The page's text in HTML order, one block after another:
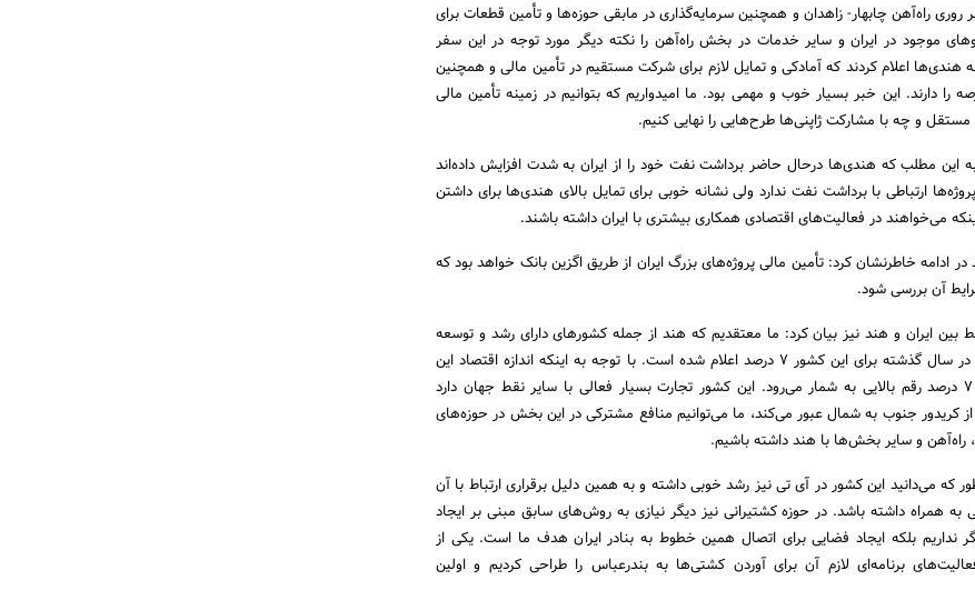
روری راه‌آهن چابهار- زاهدان و همچنین سرمایه‌گذاری در مابقی حوزه‌ها و تأمین قطعات برای
موجود در ایران و سایر خدمات در بخش راه‌آهن را نکته دیگر مورد توجه در این سفر
هندی‌ها اعلام کردند که آمادکی و تمایل لازم برای شرکت مستقیم در تأمین مالی و همچنین
را دارند. این خبر بسیار خوب و مهمی بود. ما امیدواریم که بتوانیم در زمینه تأمین مالی
مستقل و چه با مشارکت ژاپنی‌ها طرح‌هایی را نهایی کنیم.
به این مطلب که هندی‌ها درحال حاضر برداشت نفت خود را از ایران به شدت افزایش داده‌اند
ارتباطی با برداشت نفت ندارد ولی نشانه خوبی برای تمایل بالای هندی‌ها برای داشتن
می‌خواهند در فعالیت‌های اقتصادی همکاری بیشتری با ایران داشته باشند.
ادامه خاطرنشان کرد: تأمین مالی پروژه‌های بزرگ ایران از طریق اگزین بانک خواهد بود که
آن بررسی شود.
بین ایران و هند نیز بیان کرد: ما معتقدیم که هند از جمله کشورهای دارای رشد و توسعه
سریعی بوده و درصد این رشد در سال گذشته برای این کشور 7 درصد اعلام شده است. با توجه به اینکه اندازه اقتصاد این
کشور بسیار بزرگ است پس 7 درصد رقم بالایی به شمار می‌رود. این کشور تجارت بسیار فعالی با سایر نقط جهان دارد
کریدور جنوب به شمال عبور می‌کند، ما می‌توانیم منافع مشترکی در این بخش در حوزه‌های
و سایر بخش‌ها با هند داشته باشیم.
که می‌دانید این کشور در آی تی نیز رشد خوبی داشته و به همین دلیل برقراری ارتباط با آن
به همراه داشته باشد. در حوزه کشتیرانی نیز دیگر نیازی به روش‌های سابق مبنی بر ایجاد
نداریم بلکه ایجاد فضایی برای اتصال همین خطوط به بنادر ایران هدف ما است. یکی از
برنامه‌ای لازم آن برای آوردن کشتی‌ها به بندرعباس را طراحی کردیم و اولین